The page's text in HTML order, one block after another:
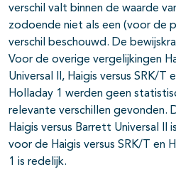
verschil valt binnen de waarde
zodoende niet als een (voor de
verschil beschouwd. De
Voor de overige vergelijkingen
Universal II, Haigis versus SRK/T
Holladay 1 werden geen
relevante verschillen gevonden.
Haigis versus Barrett Universal II
voor de Haigis versus SRK/T en
1 is redelijk.